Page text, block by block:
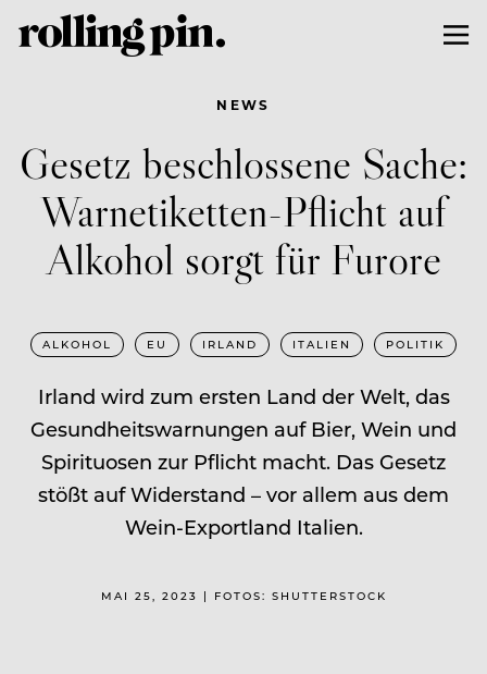
NEWS
Gesetz beschlossene Sache:
Warnetiketten-Pflicht auf
Alkohol sorgt für Furore
ALKOHOL EU IRLAND ITALIEN POLITIK
Irland wird zum ersten Land der Welt, das
Gesundheitswarnungen auf Bier, Wein und
Spirituosen zur Pflicht macht. Das Gesetz
stößt auf Widerstand – vor allem aus dem
Wein-Exportland Italien.
MAI 25, 2023 | FOTOS: SHUTTERSTOCK